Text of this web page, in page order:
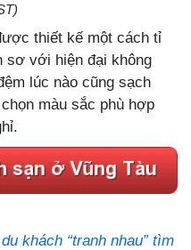
thiết kế một cách tỉ
sơ với hiện đại không
lúc nào cũng sạch
màu sắc phù hợp
khách “tranh nhau” tìm